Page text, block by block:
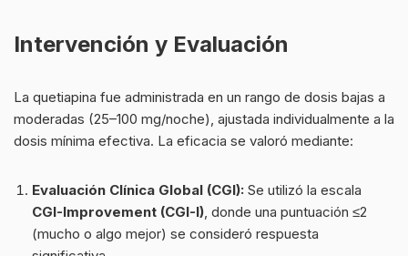
Intervención y Evaluación
La quetiapina fue administrada en un rango de dosis bajas a
moderadas (25–100 mg/noche), ajustada individualmente a la
dosis mínima efectiva. La eficacia se valoró mediante:
Evaluación Clínica Global (CGI): Se utilizó la escala
CGI-Improvement (CGI-I), donde una puntuación ≤2
(mucho o algo mejor) se consideró respuesta